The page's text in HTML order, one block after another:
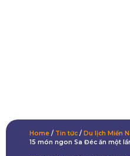
Home / Tin tức / Du lịch Miền
15 món ngon Sa Đéc ăn một